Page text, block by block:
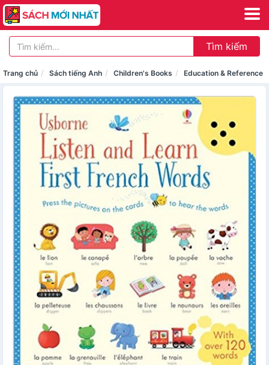
Tìm kiếm
Trang chủ Sách tiếng Anh Children's Books Education & Reference